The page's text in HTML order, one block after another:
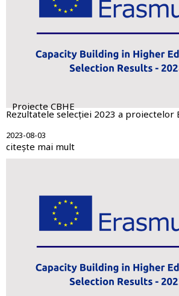
Proiecte CBHE
Rezultatele selecției 2023 a proiectelor
2023-08-03
citește mai mult